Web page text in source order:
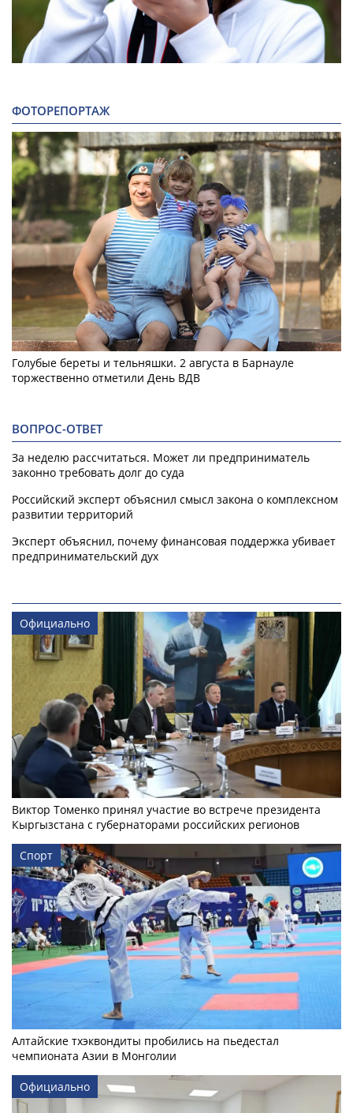
ФОТОРЕПОРТАЖ
Голубые береты и тельняшки. 2 августа в Барнауле
торжественно отметили День ВДВ
ВОПРОС-ОТВЕТ
За неделю рассчитаться. Может ли предприниматель
законно требовать долг до суда
Российский эксперт объяснил смысл закона о комплексном
развитии территорий
Эксперт объяснил, почему финансовая поддержка убивает
предпринимательский дух
Официально
Виктор Томенко принял участие во встрече президента
Кыргызстана с губернаторами российских регионов
Спорт
Алтайские тхэквондиты пробились на пьедестал
чемпионата Азии в Монголии
Официально